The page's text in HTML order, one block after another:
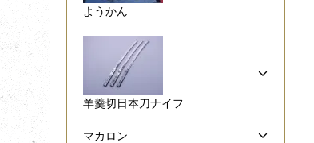
ようかん
羊羹切日本刀ナイフ
マカロン